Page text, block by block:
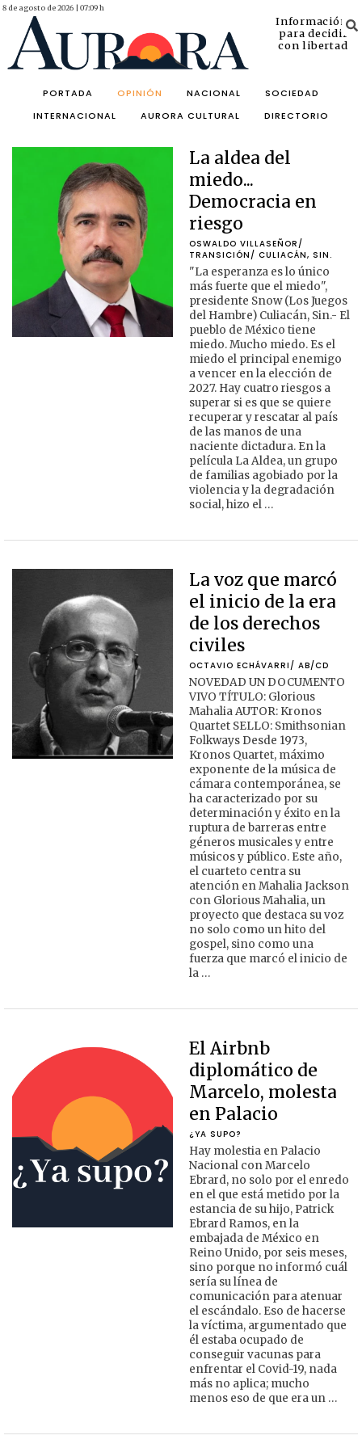
8 de agosto de 2026 | 07:09 h
Información
para decidir
con libertad
PORTADA OPINIÓN NACIONAL
SOCIEDAD
INTERNACIONAL
AURORA CULTURAL DIRECTORIO
La aldea del
miedo...
Democracia en
riesgo
OSWALDO VILLASEÑOR/
TRANSICIÓN/ CULIACÁN, SIN.
"La esperanza es lo único
más fuerte que el miedo",
presidente Snow (Los Juegos
del Hambre) Culiacán, Sin.- El
pueblo de México tiene
miedo. Mucho miedo. Es el
miedo el principal enemigo
a vencer en la elección de
2027. Hay cuatro riesgos a
superar si es que se quiere
recuperar y rescatar al país
de las manos de una
naciente dictadura. En la
película La Aldea, un grupo
de familias agobiado por la
violencia y la degradación
social, hizo el …
La voz que marcó
el inicio de la era
de los derechos
civiles
OCTAVIO ECHÁVARRI/ AB/CD
NOVEDAD UN DOCUMENTO
VIVO TÍTULO: Glorious
Mahalia AUTOR: Kronos
Quartet SELLO: Smithsonian
Folkways Desde 1973,
Kronos Quartet, máximo
exponente de la música de
cámara contemporánea, se
ha caracterizado por su
determinación y éxito en la
ruptura de barreras entre
géneros musicales y entre
músicos y público. Este año,
el cuarteto centra su
atención en Mahalia Jackson
con Glorious Mahalia, un
proyecto que destaca su voz
no solo como un hito del
gospel, sino como una
fuerza que marcó el inicio de
la …
El Airbnb
diplomático de
Marcelo, molesta
en Palacio
¿YA SUPO?
Hay molestia en Palacio
Nacional con Marcelo
Ebrard, no solo por el enredo
en el que está metido por la
estancia de su hijo, Patrick
Ebrard Ramos, en la
embajada de México en
Reino Unido, por seis meses,
sino porque no informó cuál
sería su línea de
comunicación para atenuar
el escándalo. Eso de hacerse
la víctima, argumentado que
él estaba ocupado de
conseguir vacunas para
enfrentar el Covid-19, nada
más no aplica; mucho
menos eso de que era un …